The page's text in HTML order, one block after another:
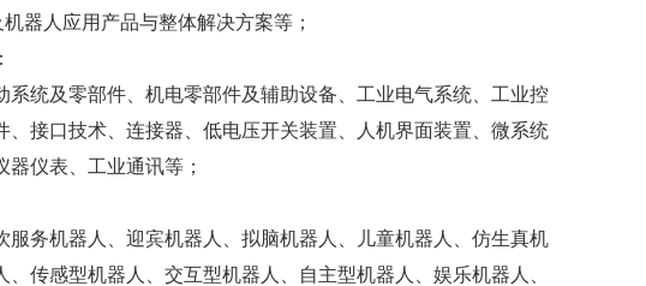
器人应用产品与整体解决方案等；
统及零部件、机电零部件及辅助设备、工业电气系统、工业控
接口技术、连接器、低电压开关装置、人机界面装置、微系统
仪表、工业通讯等；
务机器人、迎宾机器人、拟脑机器人、儿童机器人、仿生真机
传感型机器人、交互型机器人、自主型机器人、娱乐机器人、